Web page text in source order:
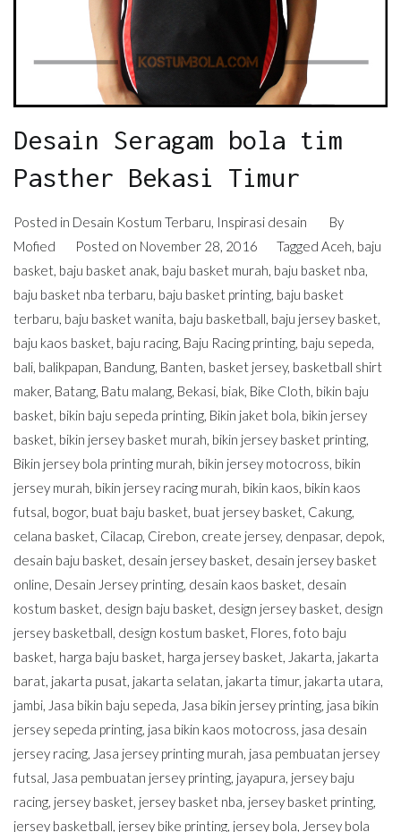
Desain Seragam bola tim
Pasther Bekasi Timur
Posted in Desain Kostum Terbaru, Inspirasi desain
By
Mofied
Posted on November 28, 2016 TaggedAceh, baju
basket, baju basket anak, baju basket murah, baju basket nba,
baju basket nba terbaru, baju basket printing, baju basket
terbaru, baju basket wanita, baju basketball, baju jersey basket,
baju kaos basket, baju racing, Baju Racing printing, baju sepeda,
bali, balikpapan, Bandung, Banten, basket jersey, basketball shirt
maker, Batang, Batu malang, Bekasi, biak, Bike Cloth, bikin baju
basket, bikin baju sepeda printing, Bikin jaket bola, bikin jersey
basket, bikin jersey basket murah, bikin jersey basket printing,
Bikin jersey bola printing murah, bikin jersey motocross, bikin
jersey murah, bikin jersey racing murah, bikin kaos, bikin kaos
futsal, bogor, buat baju basket, buat jersey basket, Cakung,
celana basket, Cilacap, Cirebon, create jersey, denpasar, depok,
desain baju basket, desain jersey basket, desain jersey basket
online, Desain Jersey printing, desain kaos basket, desain
kostum basket, design baju basket, design jersey basket, design
jersey basketball, design kostum basket, Flores, foto baju
basket, harga baju basket, harga jersey basket, Jakarta, jakarta
barat, jakarta pusat, jakarta selatan, jakarta timur, jakarta utara,
jambi, Jasa bikin baju sepeda, Jasa bikin jersey printing, jasa bikin
jersey sepeda printing, jasa bikin kaos motocross, jasa desain
jersey racing, Jasa jersey printing murah, jasa pembuatan jersey
futsal, Jasa pembuatan jersey printing, jayapura, jersey baju
racing, jersey basket, jersey basket nba, jersey basket printing,
jersey basketball, jersey bike printing, jersey bola, Jersey bola